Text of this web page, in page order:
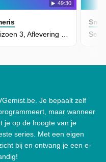
49:30
Je bepaalt zelf
maar wanneer
je op de hoogte van je
series. Met een eigen
bij en ontvang je een e-